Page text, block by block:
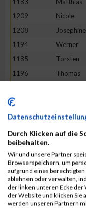
1209
Nicole
1208
Josephine
1194
Werner
1185
Torsten
1196
Thomas
1172
1165
Andreas
1192
Gregor
1175
1204
Kirstin
1199
Jessica
1201
Gerold
1182
Ilona
Durch Klicken auf die
beibehalten.
Wir und unsere Partner
Browserspeichern, um
aufgrund eines berechtigten
ablehnen oder verwalten,
der linken unteren Ecke der
der Website und klicken Sie
werden unseren Partnern